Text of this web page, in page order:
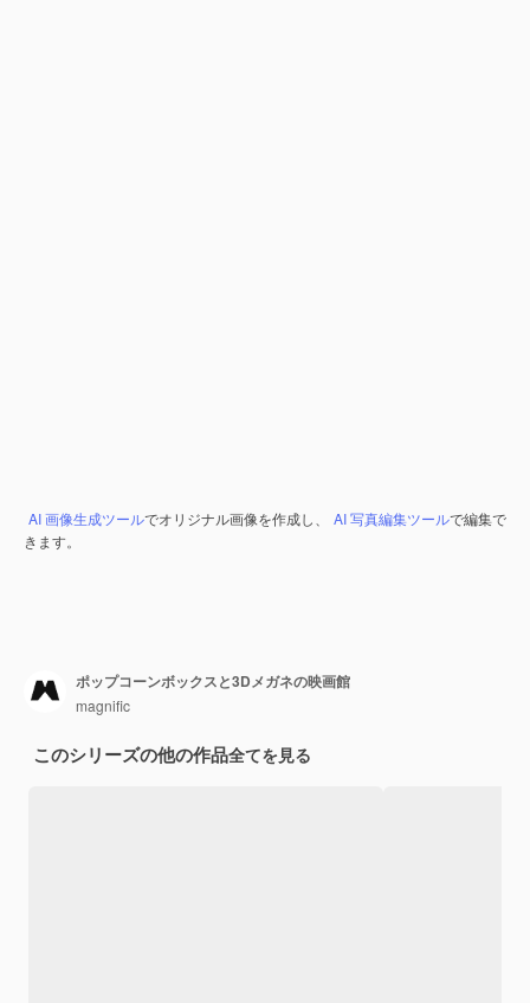
AI 画像生成ツールでオリジナル画像を作成し、 AI 写真編集ツールで編集で
きます。
ポップコーンボックスと3Dメガネの映画館
magnific
このシリーズの他の作品全てを見る